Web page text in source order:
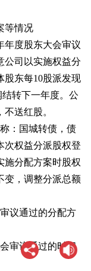
等情况
度股东大会审议
公司以实施权益分
股东每10股派发现
转下一年度。公
送红股。
：国城转债，债
次权益分派股权登
施分配方案时股权
变，调整分派总额
议通过的分配方
审议通过的时间